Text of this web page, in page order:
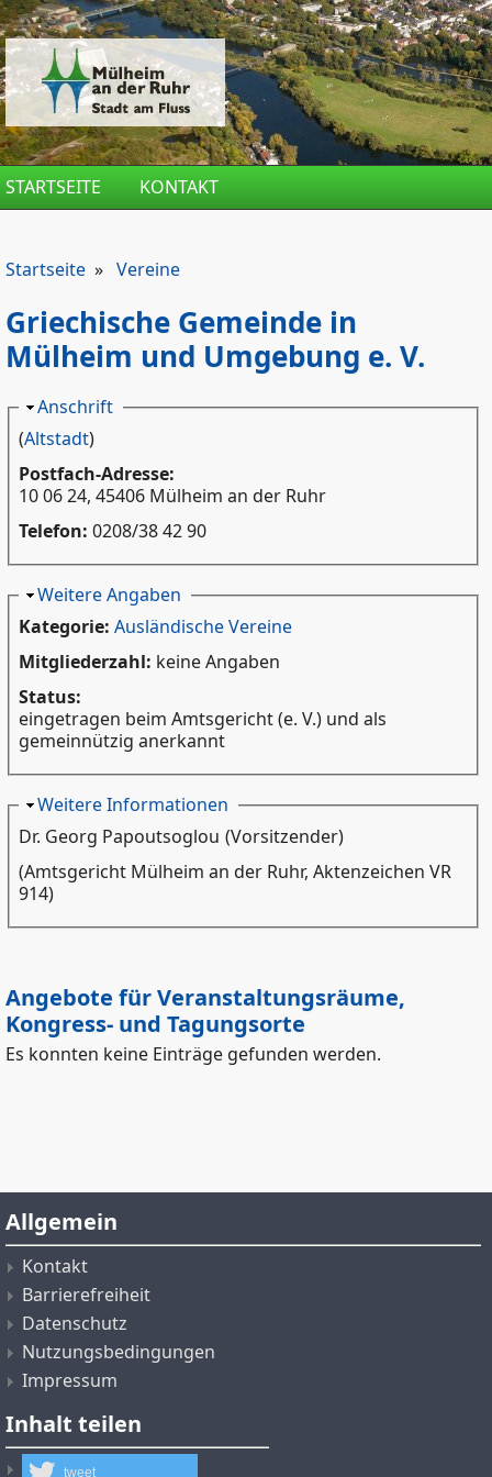
Direkt zum Inhalt
STARTSEITE KONTAKT
Startseite » Vereine
Griechische Gemeinde in
Mülheim und Umgebung e. V.
Ausblenden
Anschrift
(Altstadt)
Postfach-Adresse:
10 06 24, 45406 Mülheim an der Ruhr
Telefon: 0208/38 42 90
Ausblenden
Weitere Angaben
Kategorie: Ausländische Vereine
Mitgliederzahl: keine Angaben
Status:
eingetragen beim Amtsgericht (e. V.) und als
gemeinnützig anerkannt
Ausblenden
Weitere Informationen
Dr. Georg Papoutsoglou (Vorsitzender)
(Amtsgericht Mülheim an der Ruhr, Aktenzeichen VR
914)
Angebote für Veranstaltungsräume,
Kongress- und Tagungsorte
Es konnten keine Einträge gefunden werden.
Allgemein
Kontakt
Barrierefreiheit
Datenschutz
Nutzungsbedingungen
Impressum
Inhalt teilen
tweet